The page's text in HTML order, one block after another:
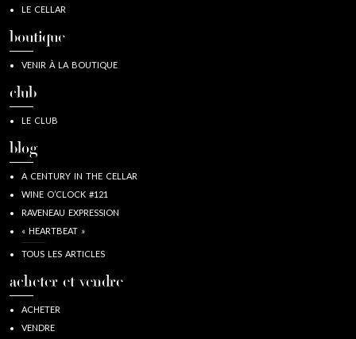
LE CELLAR
boutique
VENIR À LA BOUTIQUE
club
LE CLUB
blog
A CENTURY IN THE CELLAR
WINE O’CLOCK #121
RAVENEAU EXPRESSION
« HEARTBEAT »
TOUS LES ARTICLES
acheter et vendre
ACHETER
VENDRE